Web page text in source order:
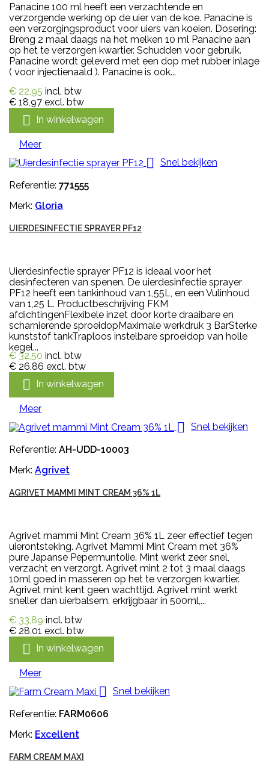
Panacine 100 ml heeft een verzachtende en
verzorgende werking op de uier van de koe. Panacine is
een verzorgingsproduct voor uiers van koeien. Dosering:
Breng 2 maal daags na het melken 10 ml Panacine aan
op het te verzorgen kwartier. Schudden voor gebruik.
Panacine wordt geleverd met een dop met rubber inlage
( voor injectienaald ). Panacine is ook...
€ 22,95 incl. btw
€ 18,97 excl. btw
 In winkelwagen
Meer
 Snel bekijken
Referentie: 771555
Merk: Gloria
UIERDESINFECTIE SPRAYER PF12
Uierdesinfectie sprayer PF12 is ideaal voor het
desinfecteren van spenen. De uierdesinfectie sprayer
PF12 heeft een tankinhoud van 1,55L, en een Vulinhoud
van 1,25 L. Productbeschrijving FKM
afdichtingenFlexibele inzet door korte draaibare en
scharnierende sproeidopMaximale werkdruk 3 BarSterke
kunststof tankTraploos instelbare sproeidop van holle
kegel...
€ 32,50 incl. btw
€ 26,86 excl. btw
 In winkelwagen
Meer
 Snel bekijken
Referentie: AH-UDD-10003
Merk: Agrivet
AGRIVET MAMMI MINT CREAM 36% 1L
Agrivet mammi Mint Cream 36% 1L zeer effectief tegen
uierontsteking. Agrivet Mammi Mint Cream met 36%
pure Japanse Pepermuntolie. Mint werkt zeer snel,
verzacht en verzorgt. Agrivet mint 2 tot 3 maal daags
10ml goed in masseren op het te verzorgen kwartier.
Agrivet mint kent geen wachttijd. Agrivet mint werkt
sneller dan uierbalsem. erkrijgbaar in 500ml,...
€ 33,89 incl. btw
€ 28,01 excl. btw
 In winkelwagen
Meer
 Snel bekijken
Referentie: FARM0606
Merk: Excellent
FARM CREAM MAXI